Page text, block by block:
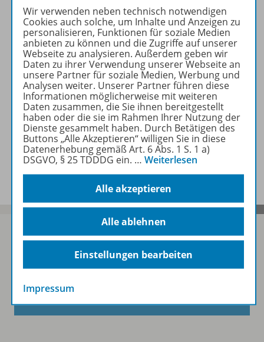
Zugehörige Produkte
Planungshilfen
Benachrichtigungs-Service
Veranstaltungen
Sofort profitieren
Zum Newsletter anmelden
Wir verwenden neben technisch notwendigen
Cookies auch solche, um Inhalte und Anzeigen zu
personalisieren, Funktionen für soziale Medien
anbieten zu können und die Zugriffe auf unserer
Webseite zu analysieren. Außerdem geben wir
Daten zu ihrer Verwendung unserer Webseite an
unsere Partner für soziale Medien, Werbung und
Analysen weiter. Unserer Partner führen diese
Informationen möglicherweise mit weiteren
Daten zusammen, die Sie ihnen bereitgestellt
haben oder die sie im Rahmen Ihrer Nutzung der
Dienste gesammelt haben. Durch Betätigen des
Buttons „Alle Akzeptieren“ willigen Sie in diese
Datenerhebung gemäß Art. 6 Abs. 1 S. 1 a)
DSGVO, § 25 TDDDG ein. … Weiterlesen
Alle akzeptieren
Alle ablehnen
Einstellungen bearbeiten
Impressum